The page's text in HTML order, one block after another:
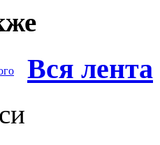
Вся лента